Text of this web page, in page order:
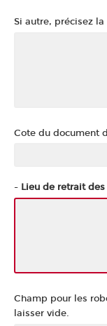
Si autre, précisez
Cote du document
- Lieu de retrait des
Champ pour les
laisser vide.